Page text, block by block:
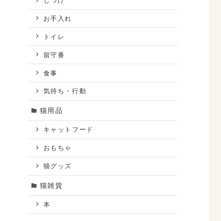
お手入れ
トイレ
留守番
食事
気持ち・行動
猫用品
キャットフード
おもちゃ
猫グッズ
猫雑貨
本